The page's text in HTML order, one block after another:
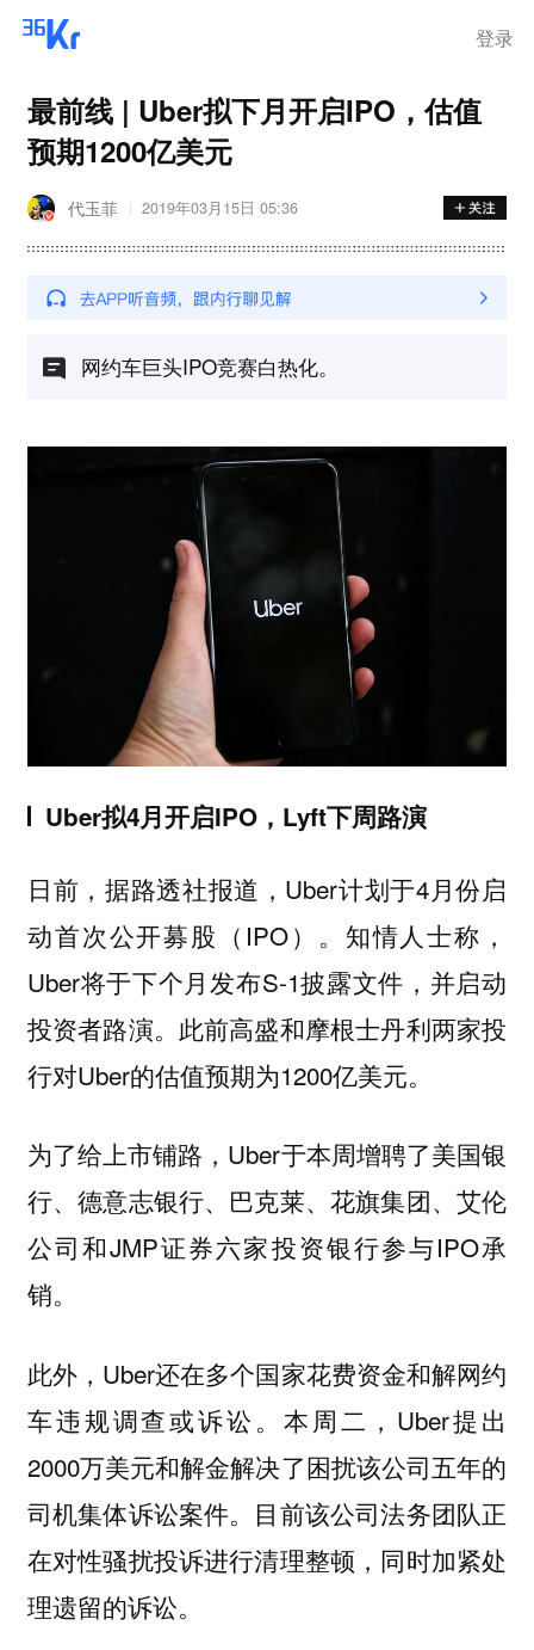
登录
最前线 | Uber拟下月开启IPO，估值
预期1200亿美元
代玉菲 2019年03月15日 05:36
网约车巨头IPO竞赛白热化。
Uber拟4月开启IPO，Lyft下周路演
日前，据路透社报道，Uber计划于4月份启
动首次公开募股（IPO）。知情人士称，
Uber将于下个月发布S-1披露文件，并启动
投资者路演。此前高盛和摩根士丹利两家投
行对Uber的估值预期为1200亿美元。
为了给上市铺路，Uber于本周增聘了美国银
行、德意志银行、巴克莱、花旗集团、艾伦
公司和JMP证券六家投资银行参与IPO承
销。
此外，Uber还在多个国家花费资金和解网约
车违规调查或诉讼。本周二，Uber提出
2000万美元和解金解决了困扰该公司五年的
司机集体诉讼案件。目前该公司法务团队正
在对性骚扰投诉进行清理整顿，同时加紧处
理遗留的诉讼。